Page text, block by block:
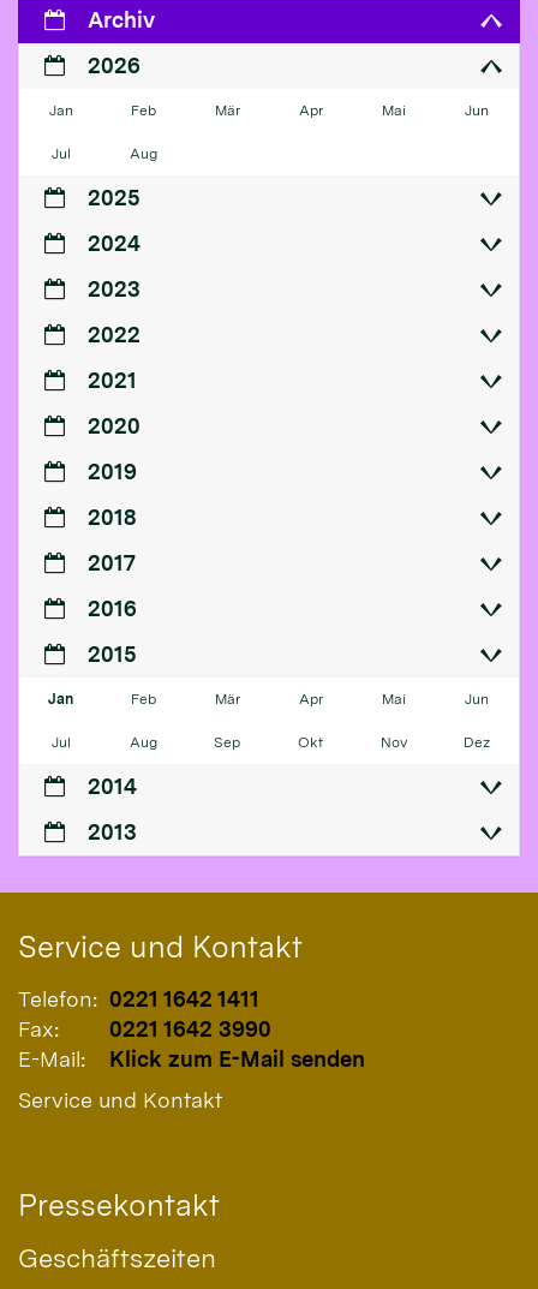
Archiv
2026
Jan Feb Mär Apr Mai Jun
Jul Aug
2025
2024
2023
2022
2021
2020
2019
2018
2017
2016
2015
Jan Feb Mär Apr Mai Jun
Jul Aug Sep Okt Nov Dez
2014
2013
Service und Kontakt
Telefon: 0221 1642 1411
Fax:
0221 1642 3990
E-Mail:
Klick zum E-Mail senden
Service und Kontakt
Pressekontakt
Geschäftszeiten